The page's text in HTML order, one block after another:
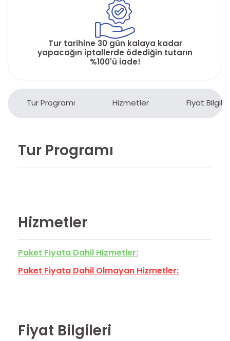
Tur tarihine 30 gün kalaya kadar
yapacağın iptallerde ödediğin tutarın
%100'ü iade!
Tur Programı Hizmetler Fiyat
Tur Programı
Hizmetler
Paket Fiyata Dahil Hizmetler:
Paket Fiyata Dahil Olmayan Hizmetler:
Fiyat Bilgileri